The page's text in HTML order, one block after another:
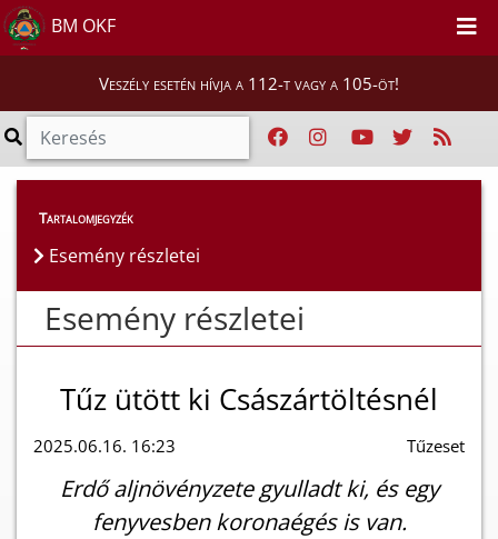
BM OKF
Veszély esetén hívja a 112-t vagy a 105-öt!
Esemény részletei
Tartalomjegyzék
Esemény részletei
Esemény részletei
Tűz ütött ki Császártöltésnél
2025.06.16. 16:23 Tűzeset
Erdő aljnövényzete gyulladt ki, és egy
fenyvesben koronaégés is van.